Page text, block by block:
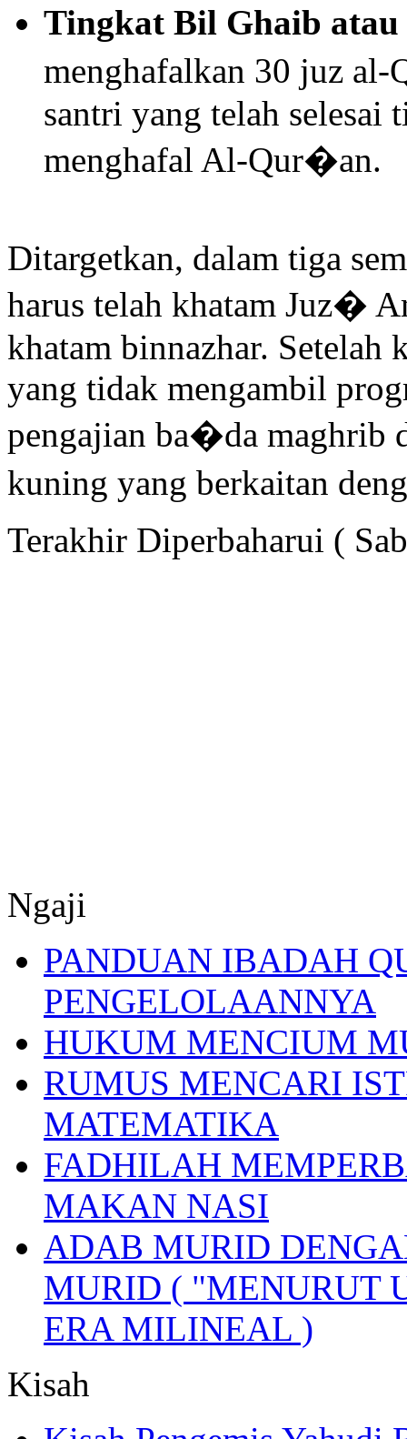
Tingkat Bil Ghaib
menghafalkan 30 juz
santri yang telah selesai
menghafal Al-Qur�an.
Ditargetkan, dalam tiga
harus telah khatam Juz�
khatam binnazhar. Setelah
yang tidak mengambil
pengajian ba�da maghrib
kuning yang berkaitan
Terakhir Diperbaharui (
Ngaji
PANDUAN IBADAH
PENGELOLAANNYA
HUKUM MENCIUM
RUMUS MENCARI
MATEMATIKA
FADHILAH
MAKAN NASI
ADAB MURID
MURID ( "MENURUT
ERA MILINEAL )
Kisah